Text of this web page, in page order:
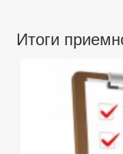
Итоги